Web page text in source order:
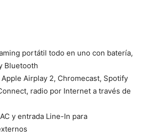
portátil todo en uno con batería,
Bluetooth
Airplay 2, Chromecast, Spotify
radio por Internet a través de
y entrada Line-In para